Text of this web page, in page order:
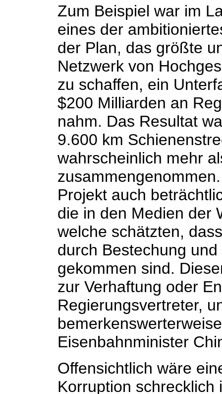
Zum Beispiel war im
eines der
der Plan, das größte
Netzwerk von
zu schaffen, ein
$200 Milliarden an
nahm. Das Resultat
9.600 km
wahrscheinlich mehr
Projekt auch
die in den Medien der
welche schätzten,
durch Bestechung
gekommen sind.
zur Verhaftung oder
Regierungsvertreter,
Eisenbahnminister
Offensichtlich wäre
Korruption